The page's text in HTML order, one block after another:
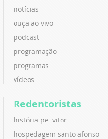
notícias
ouça ao vivo
podcast
programação
programas
vídeos
Redentoristas
história pe. vitor
hospedagem santo afonso